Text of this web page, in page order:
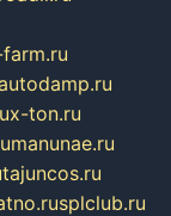
x-ton.ru
manunae.ru
tajuncos.ru
splclub.ru